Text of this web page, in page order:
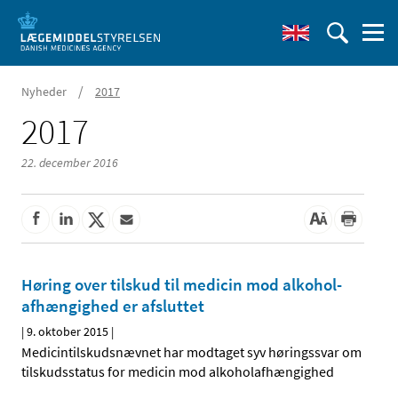
Nyheder / 2017
2017
22. december 2016
Høring over tilskud til medicin mod alkohol­
afhængighed er afsluttet
|9. oktober 2015 |
Medicintilskudsnævnet har modtaget syv høringssvar om
tilskudsstatus for medicin mod alkoholafhængighed